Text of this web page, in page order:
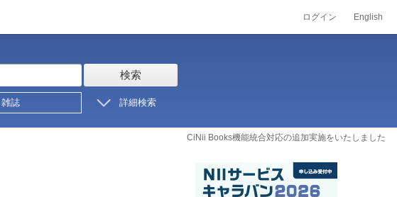
ログイン English
検索
雑誌 詳細検索
CiNii Books機能統合対応の追加実施をいたしました